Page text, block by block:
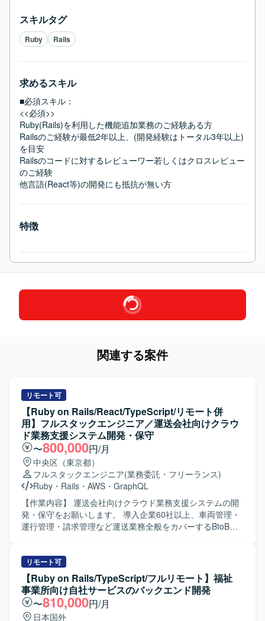
スキルタグ
Ruby Rails
求めるスキル
■必須スキル：
<<必須>>
Ruby(Rails)を利用した機能追加業務のご経験ある方
Railsのご経験が最低2年以上、(開発経験はトータル3年以上)
を目安
Railsのコードに対するレビューワー若しくはクロスレビュー
のご経験
他言語(React等)の開発にも抵抗が無い方
特徴
関連する案件
リモート可
【Ruby on Rails/React/TypeScript/リモート併
用】フルスタックエンジニア／運送会社向けクラウ
ド業務支援システム開発・保守
〜800,000円/月
中央区（東京都）
フルスタックエンジニア(業務委託・フリーランス)
Ruby ・ Rails ・ AWS ・ GraphQL
【作業内容】 運送会社向けクラウド業務支援システムの開
発・保守をお願いします。 導入企業60社以上、車両管理・
運行管理・請求管理など運送業務全般をカバーするBtoB
す。 既存機能の改善・バグ修正を行います。 コードレビュ
ー、テスト整備を行います。 PMI（事業譲渡後の統合）に
伴うシステム改善を行います。 【開発環境】 フレームワー
ク : Ruby 3.2 / Rails 7.1 フロントエンド : React 18 /
TypeScript 5.1 / Apollo Client (GraphQL) デザインツール：
リモート可
【Ruby on Rails/TypeScript/フルリモート】福祉
事業所向け自社サービスのバックエンド開発
〜810,000円/月
日本国外